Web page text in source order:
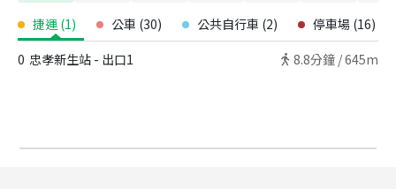
捷運 (1) 公車 (30) 公共自行車 (2) 停車場 (16)
0 忠孝新生站 - 出口1 8.8分鐘 /645m